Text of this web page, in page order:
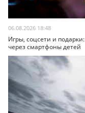
06.08.2026 18:48
Игры, соцсети и
через смартфоны детей